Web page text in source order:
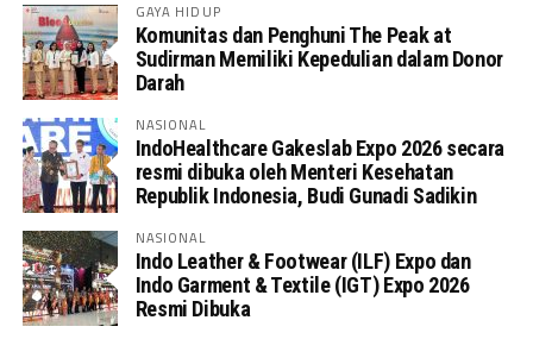
GAYA HIDUP
Komunitas dan Penghuni The Peak at
Sudirman Memiliki Kepedulian dalam Donor
Darah
NASIONAL
IndoHealthcare Gakeslab Expo 2026 secara
resmi dibuka oleh Menteri Kesehatan
Republik Indonesia, Budi Gunadi Sadikin
NASIONAL
Indo Leather & Footwear (ILF) Expo dan
Indo Garment & Textile (IGT) Expo 2026
Resmi Dibuka